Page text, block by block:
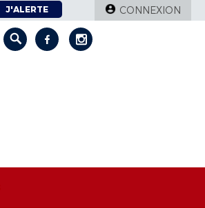
J'ALERTE CONNEXION